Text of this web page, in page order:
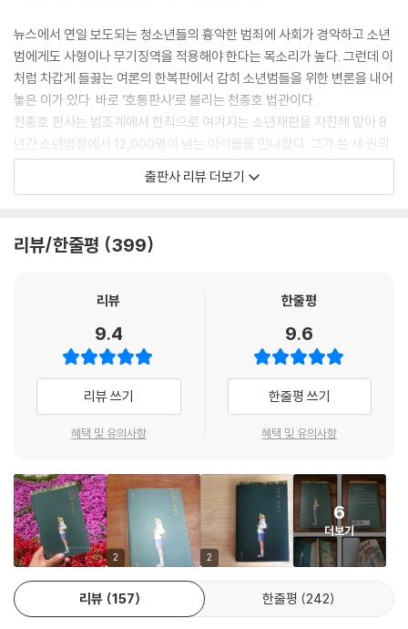
전체 소년범죄 사건 중에서 학교폭력, 살인, 성폭행 등 중범죄 사건이 차지
하는 비율은 생각과 달리 그렇게 크지 않다는 사실입니다. 이러한 사건보
다는 소위 ‘생계형’ 범죄 사건이 훨씬 더 많은 편입니다. 제가 소년법정에서
만난 아이들 중에도 생계형 비행으로 법정에 선 아이들이 압도적으로 많았
습니다. 소년범죄 중 가장 큰 비율을 차지하는 것이 물건을 훔치는 ‘절도’인
데, 이 중에는 슈퍼에서 과자를 훔친 죄로 법정에 선 아이도 있었지요.
--- 「어린 장발장들을 위한 변명」 중에서
죄를 지으면 벌을 받는 것은 당연합니다. 소년범이라고 해서 예외가 될 수
하는 것 같습니다. 착한 아이와 나쁜 아이, 문제아와 모범생, 위기 청소년과
모르겠습니다. 한 번이라도 삶의 질곡을 경험해 본 사람이라면 이것과 저
것 사이의 경계가 얼마나 얇고 부서지기 쉬운 것인지 알 테니까요.
--- 「훔치고 싶은 유혹이 들면 이 지갑을 생각해」 중에서
‘무책임한 부모 밑에서 태어난 게 네 죄가 아닌데……. 꿈많은 소녀의 소원
이 겨우 온 가족이 모여 밥 한 끼 먹는 것이라는데, 그 작은 소원조차 들어
주지 못하는 부모를 원망조차 할 줄 모르는 여린 너의 마음이 무슨 죄가 있
려 우리가 미안하다. 외로운 네가 방황할 때 따뜻한 말 한마디 건네지 않은
우리가, 어린 네가 죽고 싶을 만큼 힘들어할 때 손 내밀어 주지 못한 우리
가, 너에게 좋은 환경을 만들어 주지 못한 우리가…….’
--- 「아니야, 오히려 우리가 미안하다」 중에서
비행소년은 우리 사회의 투명인간입니다. 분명히 존재하는데 누구도 관심
을 두지 않는 아이들이기 때문입니다. 이 아이들이 존재감을 드러낼 때는
뉴스에서 연일 보도되는 청소년들의 흉악한 범죄에 사회가 경악하고 소년
범에게도 사형이나 무기징역을 적용해야 한다는 목소리가 높다. 그런데 이
처럼 차갑게 들끓는 여론의 한복판에서 감히 소년범들을 위한 변론을 내어
놓은 이가 있다. 바로 ‘호통판사’로 불리는 천종호 법관이다.
천종호 판사는 법조계에서 한직으로 여겨지는 소년재판을 자진해 맡아 8
년간 소년법정에서 12,000명이 넘는 아이들을 만나왔다. 그가 쓴 세 권의
책은 소외되고 상처 입은 아이들을 향한 따뜻한 시선과 진심 어린 고백으
로 커다란 감동과 화제를 낳았다. 『내가 만난 소년에 대하여』는 천종호 판
풍성하게 보완하였으며 따뜻하고 정겨운 일러스트를 덧붙였다. 또한 소년
글도 새롭게 수록했다.
역시 엄중한 처벌를 내리는 것으로 유명하다. 그러나 비행과 재비행으로
인한 책임을 오롯이 아이들에게만 전가시킨다면 배가 고파 빵을 훔친 아이
를 구제할 길은 사라져 버린다. ‘위험 수위를 넘은 이 아이들을 도대체 어떻
게 할 것인가?’라는 우리 사회의 성마르고 날 선 물음 앞에 천종호 판사는
오히려 왜 어린 소년들이 비행으로 치닫게 되었는지 우리 사회가 어떻게
뿐이다. 법이 미성년 범죄자를 사회에서 영원히 격리시키지 않고 기회를
주는 것은 ‘소년이란 누군가의 작은 도움과 격려 한마디에도 삶을 새로 빚
어낼 수 있는 존재’이기 때문이다.
“소년범의 범죄는 누구의 죄인가요?”
우리가 외면했던 소년들, 이 아이들의 인생 여행을 응원합니다
출판사 리뷰 더보기
리뷰/한줄평 399
리뷰
9.4
리뷰 쓰기
혜택 및 유의사항
한줄평
9.6
한줄평 쓰기
혜택 및 유의사항
2 2
6
더보기
리뷰 157 한줄평 242